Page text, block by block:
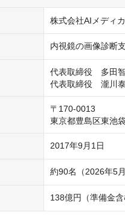
株式会社AIメディ
代表取締役　多田
代表取締役　瀧川
〒170-0013
東京都豊島区東池
2017年9月1日
約90名（2026年5月
138億円（準備金含